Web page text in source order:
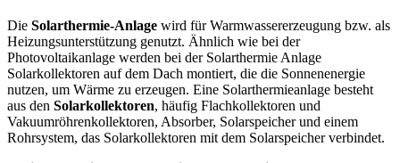
Die Solarthermie-Anlage wird für Warmwassererzeugung bzw. als
Heizungsunterstützung genutzt. Ähnlich wie bei der
Photovoltaikanlage werden bei der Solarthermie Anlage
Solarkollektoren auf dem Dach montiert, die die Sonnenenergie
nutzen, um Wärme zu erzeugen. Eine Solarthermieanlage besteht
aus den Solarkollektoren, häufig Flachkollektoren und
Vakuumröhrenkollektoren, Absorber, Solarspeicher und einem
Rohrsystem, das Solarkollektoren mit dem Solarspeicher verbindet.